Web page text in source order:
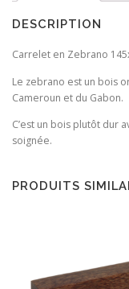
DESCRIPTION
Carrelet en Zebrano
Le zebrano est un bois
Cameroun et du Gabon.
C’est un bois plutôt dur
soignée.
PRODUITS